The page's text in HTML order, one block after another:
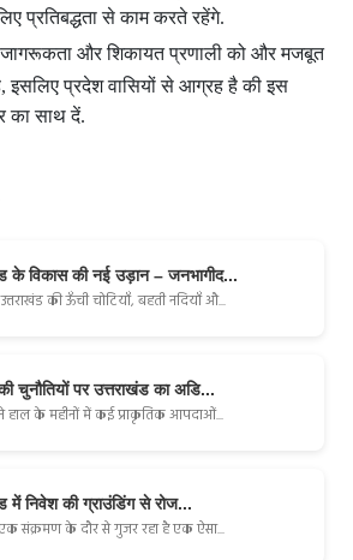
प्रतिबद्धता से काम करते रहेंगे.
जागरूकता और शिकायत प्रणाली को और मजबूत
इसलिए प्रदेश वासियों से आग्रह है की इस
का साथ दें.
के विकास की नई उड़ान – जनभागीद...
की ऊँची चोटियाँ, बहती नदियाँ औ...
चुनौतियों पर उत्तराखंड का अडि...
ने हाल के महीनों में कई प्राकृतिक आपदाओं...
में निवेश की ग्राउंडिंग से रोज...
एक संक्रमण के दौर से गुजर रहा है एक ऐसा...